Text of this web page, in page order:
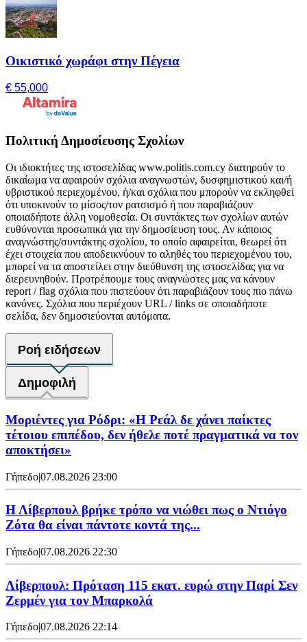
Οικιστικό χωράφι στην Πέγεια
€ 55,000
Πολιτική Δημοσίευσης Σχολίων
Οι ιδιοκτήτες της ιστοσελίδας www.politis.com.cy διατηρούν το
δικαίωμα να αφαιρούν σχόλια αναγνωστών, δυσφημιστικού και/ή
υβριστικού περιεχομένου, ή/και σχόλια που μπορούν να εκληφθεί
ότι υποκινούν το μίσος/τον ρατσισμό ή που παραβιάζουν
οποιαδήποτε άλλη νομοθεσία. Οι συντάκτες των σχολίων αυτών
ευθύνονται προσωπικά για την δημοσίευση τους. Αν κάποιος
αναγνώστης/συντάκτης σχολίου, το οποίο αφαιρείται, θεωρεί ότι
έχει στοιχεία που αποδεικνύουν το αληθές του περιεχομένου του,
μπορεί να τα αποστείλει στην διεύθυνση της ιστοσελίδας για να
διερευνηθούν. Προτρέπουμε τους αναγνώστες μας να κάνουν
report / flag σχόλια που πιστεύουν ότι παραβιάζουν τους πιο πάνω
κανόνες. Σχόλια που περιέχουν URL / links σε οποιαδήποτε
σελίδα, δεν δημοσιεύονται αυτόματα.
Ροή ειδήσεων
Δημοφιλή
Μοριέντες για Ρόδρι: «Η Ρεάλ δε χάνει παίκτες
τέτοιου επιπέδου, δεν ήθελε ποτέ πραγματικά να τον
αποκτήσει»
Γήπεδο|07.08.2026 23:00
Η Λίβερπουλ βρήκε τρόπο να νιώθει πως ο Ντιόγο
Ζότα θα είναι πάντοτε κοντά της...
Γήπεδο|07.08.2026 22:30
Λίβερπουλ: Πρόταση 115 εκατ. ευρώ στην Παρί Σεν
Ζερμέν για τον Μπαρκολά
Γήπεδο07.08.2026 22:14